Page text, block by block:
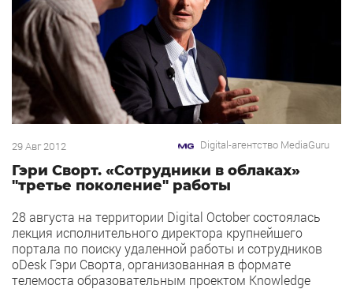
29 Авг 2012 Digital-агентство MediaGuru
Гэри Сворт. «Сотрудники в облаках»
"третье поколение" работы
28 августа на территории Digital October состоялась
лекция исполнительного директора крупнейшего
портала по поиску удаленной работы и сотрудников
oDesk Гэри Сворта, организованная в формате
телемоста образовательным проектом Knowledge